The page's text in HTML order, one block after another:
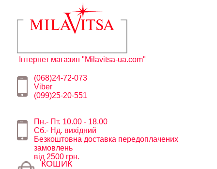
Інтернет магазин "Milavitsa-ua.com"
(068)24-72-073
Viber
(099)25-20-551
Пн.- Пт. 10.00 - 18.00
Сб.- Нд. вихідний
Безкоштовна доставка передоплачених
замовлень
від 2500 грн.
КОШИК